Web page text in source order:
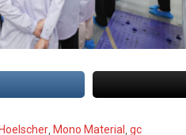
Mono Material gc